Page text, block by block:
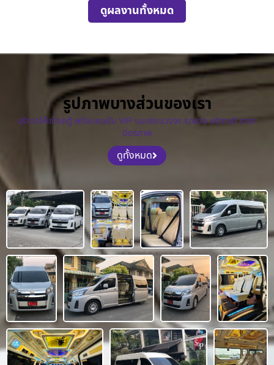
ดูผลงานทั้งหมด
รูปภาพบางส่วนของเรา
บริการให้เช่ารถตู้ พร้อมคนขับ VIP แบบครบวงจร รถสวย บริการดี ราคา
มิตรภาพ
ดูทั้งหมด